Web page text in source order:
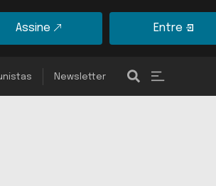
Assine Entre
Newsletter